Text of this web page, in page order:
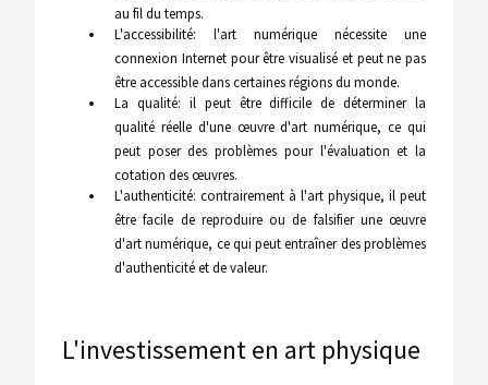
au fil du temps.
L'accessibilité: l'art numérique nécessite une
connexion Internet pour être visualisé et peut ne pas
être accessible dans certaines régions du monde.
La qualité: il peut être difficile de déterminer la
qualité réelle d'une œuvre d'art numérique, ce qui
peut poser des problèmes pour l'évaluation et la
cotation des œuvres.
L'authenticité: contrairement à l'art physique, il peut
être facile de reproduire ou de falsifier une œuvre
d'art numérique, ce qui peut entraîner des problèmes
d'authenticité et de valeur.
L'investissement en art physique